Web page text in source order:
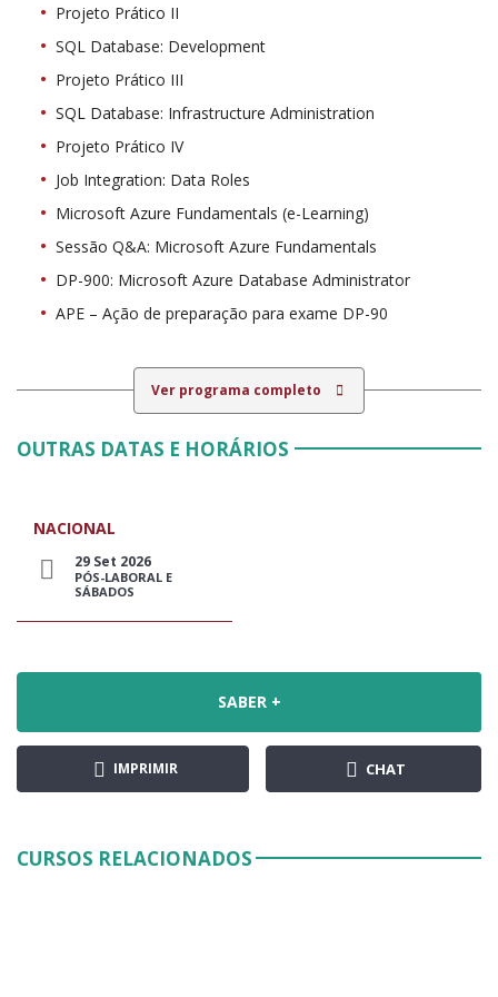
Projeto Prático II
SQL Database: Development
Projeto Prático III
SQL Database: Infrastructure Administration
Projeto Prático IV
Job Integration: Data Roles
Microsoft Azure Fundamentals (e-Learning)
Sessão Q&A: Microsoft Azure Fundamentals
DP-900: Microsoft Azure Database Administrator
APE – Ação de preparação para exame DP-90
Ver programa completo
OUTRAS DATAS E HORÁRIOS
NACIONAL
29 Set 2026
PÓS-LABORAL E
SÁBADOS
SABER +
IMPRIMIR CHAT
CURSOS RELACIONADOS